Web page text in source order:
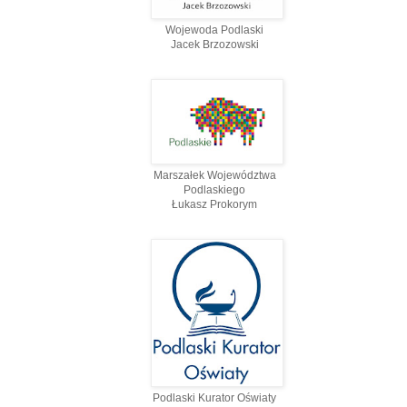
Wojewoda Podlaski
Jacek Brzozowski
Marszałek Województwa
Podlaskiego
Łukasz Prokorym
Podlaski Kurator Oświaty